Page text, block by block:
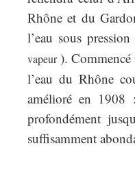
Rhône et du
l’eau sous
vapeur). Commencé
l’eau du Rhône
amélioré en 1908
profondément
suffisamment